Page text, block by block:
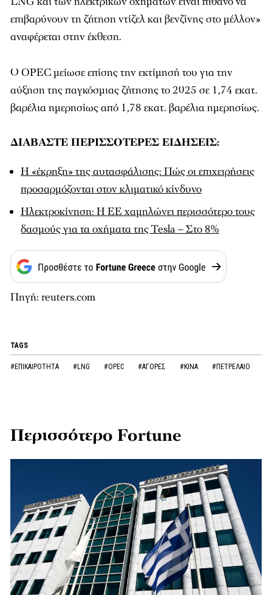
επιβαρύνουν τη ζήτηση ντίζελ και βενζίνης στο μέλλον»
αναφέρεται στην έκθεση.
Ο OPEC μείωσε επίσης την εκτίμησή του για την
αύξηση της παγκόσμιας ζήτησης το 2025 σε 1,74 εκατ.
βαρέλια ημερησίως από 1,78 εκατ. βαρέλια ημερησίως.
ΔΙΑΒΑΣΤΕ ΠΕΡΙΣΣΟΤΕΡΕΣ ΕΙΔΗΣΕΙΣ:
Η «έκρηξη» της αυτασφάλισης: Πώς οι επιχειρήσεις
προσαρμόζονται στον κλιματικό κίνδυνο
Ηλεκτροκίνηση: Η ΕΕ χαμηλώνει περισσότερο τους
δασμούς για τα οχήματα της Tesla – Στο 8%
Πηγή: reuters.com
TAGS
#ΕΠΙΚΑΙΡΟΤΗΤΑ #LNG #OPEC #ΑΓΟΡΕΣ #ΚΙΝΑ #ΠΕΤΡΕΛΑΙΟ
Περισσότερο Fortune